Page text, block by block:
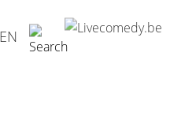
EN
Thoren
De Expeditie,